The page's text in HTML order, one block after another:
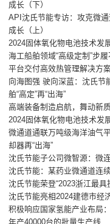
成长（下）
API沈氏节能专访：攻克微
成长（上）
2024固体氧化物电池技术发
海工船舶领域“高级定制”步
平台交付高效热管理解决方
向海图强 驶向深蓝：沈氏节
舶“高定”再“出海”
高端装备制造启航，舞动新
2024固体氧化物电池技术发
微通道通联万吨级海洋油气
却器再“出海”
沈氏节能子公司微智源：微
沈氏节能：某药业微通道连
沈氏节能荣登“2023浙江最
沈氏节能亮相2024建德市经
积极响应国家氢能产业布局
年产40000台的批量生产线